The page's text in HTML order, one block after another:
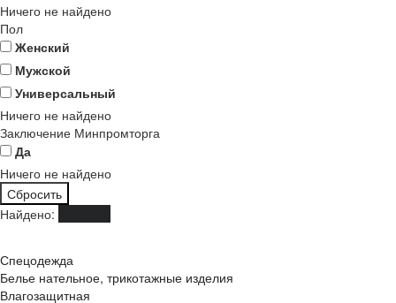
Ничего не найдено
Пол
Женский
Мужской
Универсальный
Ничего не найдено
Заключение Минпромторга
Да
Ничего не найдено
Найдено:
Спецодежда
Белье нательное, трикотажные изделия
Влагозащитная